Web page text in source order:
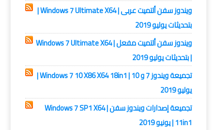
ويندوز سفن ألتميت عربى | Windows 7 Ultimate X64 |
بتحديثات يوليو 2019
ويندوز سفن ألتميت مفعل | Windows 7 Ultimate X64
| بتحديثات يوليو 2019
تجميعة ويندوز 7 و 10 | Windows 7 10 X86 X64 18in1 |
يوليو 2019
تجميعة إصدارات ويندوز سفن | Windows 7 SP1 X64
11in1 | يونيو 2019